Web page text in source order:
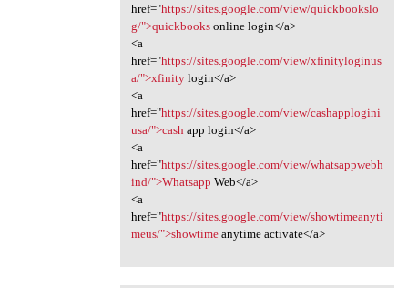
href="https://sites.google.com/view/quickbookslo
g/">quickbooksonline login</a>
<a
href="https://sites.google.com/view/xfinityloginus
a/">xfinitylogin</a>
<a
href="https://sites.google.com/view/cashapplogini
usa/">cash app login</a>
<a
href="https://sites.google.com/view/whatsappwebh
ind/">Whatsapp Web</a>
<a
href="https://sites.google.com/view/showtimeanyti
meus/">showtimeanytime activate</a>